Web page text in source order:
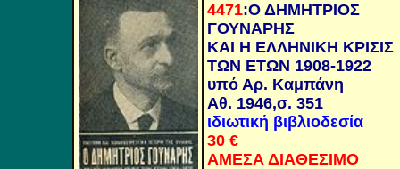
4471:Ο ΔΗΜΗΤΡΙΟΣ
ΓΟΥΝΑΡΗΣ
ΚΑΙ Η ΕΛΛΗΝΙΚΗ ΚΡΙΣΙΣ
ΤΩΝ ΕΤΩΝ 1908-1922
υπό Αρ. Καμπάνη
Αθ. 1946,σ. 351
ιδιωτική βιβλιοδεσία
30€
ΑΜΕΣΑ ΔΙΑΘΕΣΙΜΟ